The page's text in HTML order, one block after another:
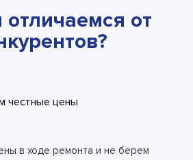
от
честные цены
в ходе ремонта и не берем